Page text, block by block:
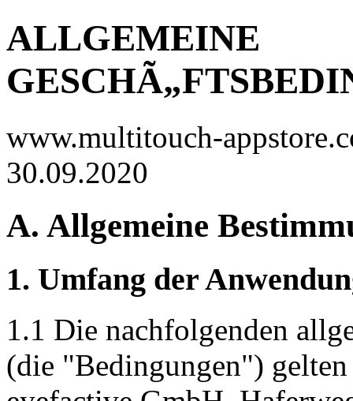
ALLGEMEINE
www.multitouch-
30.09.2020
A. Allgemeine
1. Umfang der
1.1 Die nachfolgenden
(die "Bedingungen")